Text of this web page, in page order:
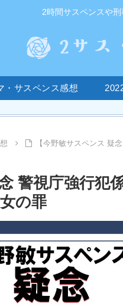
2時間サスペンスや
・サスペンス感想
【今野敏サスペンス 疑
警視庁強行犯
の罪